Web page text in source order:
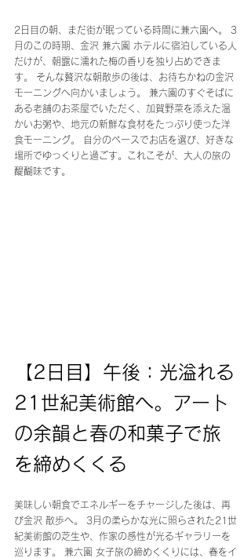
2日目の朝、まだ街が眠っている時間に兼六園へ。 3
月のこの時期、金沢 兼六園 ホテルに宿泊している人
だけが、朝露に濡れた梅の香りを独り占めできま
す。 そんな贅沢な朝散歩の後は、お待ちかねの金沢
モーニングへ向かいましょう。 兼六園のすぐそばに
ある老舗のお茶屋でいただく、加賀野菜を添えた温
かいお粥や、地元の新鮮な食材をたっぷり使った洋
食モーニング。 自分のペースでお店を選び、好きな
場所でゆっくりと過ごす。これこそが、大人の旅の
醍醐味です。
【2日目】午後：光溢れる
21世紀美術館へ。アート
の余韻と春の和菓子で旅
を締めくくる
美味しい朝食でエネルギーをチャージした後は、再
び金沢 散歩へ。 3月の柔らかな光に照らされた21世
紀美術館の芝生や、作家の感性が光るギャラリーを
巡ります。 兼六園 女子旅の締めくくりには、春をイ